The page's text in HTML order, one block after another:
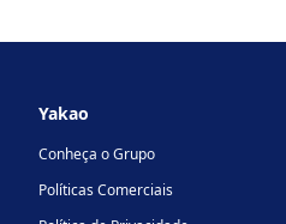
Yakao
Conheça o Grupo
Políticas Comerciais